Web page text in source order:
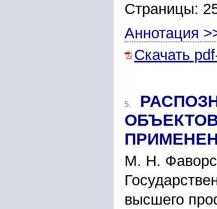
Страницы:
Аннотация
Скачать
5.
М. Н.
высшего